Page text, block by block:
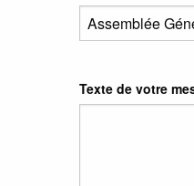
Texte de votre